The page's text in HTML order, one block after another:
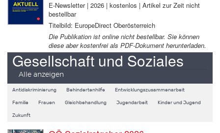
E-Newsletter | 2026 | kostenlos | Artikel zur Zeit nicht
bestellbar
Titelbild: EuropeDirect Oberösterreich
Die Publikation ist online nicht bestellbar. Sie können
diese aber kostenfrei als PDF-Dokument herunterladen.
Gesellschaft und Soziales
Alle anzeigen
Antidiskriminierung Behindertenhilfe Entwicklungszusammenarbeit
Familie Frauen Gleichbehandlung Jugendarbeit Kinder und Jugend
Zukunft